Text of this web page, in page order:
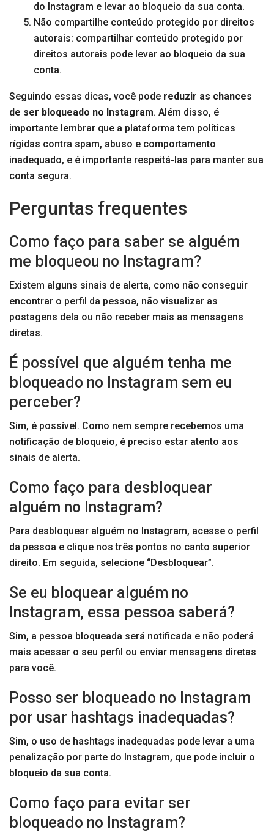
do Instagram e levar ao bloqueio da sua conta.
Não compartilhe conteúdo protegido por direitos
autorais: compartilhar conteúdo protegido por
direitos autorais pode levar ao bloqueio da sua
conta.
Seguindo essas dicas, você pode reduzir as chances
de ser bloqueado no Instagram. Além disso, é
importante lembrar que a plataforma tem políticas
rígidas contra spam, abuso e comportamento
inadequado, e é importante respeitá-las para manter sua
conta segura.
Perguntas frequentes
Como faço para saber se alguém
me bloqueou no Instagram?
Existem alguns sinais de alerta, como não conseguir
encontrar o perfil da pessoa, não visualizar as
postagens dela ou não receber mais as mensagens
diretas.
É possível que alguém tenha me
bloqueado no Instagram sem eu
perceber?
Sim, é possível. Como nem sempre recebemos uma
notificação de bloqueio, é preciso estar atento aos
sinais de alerta.
Como faço para desbloquear
alguém no Instagram?
Para desbloquear alguém no Instagram, acesse o perfil
da pessoa e clique nos três pontos no canto superior
direito. Em seguida, selecione “Desbloquear”.
Se eu bloquear alguém no
Instagram, essa pessoa saberá?
Sim, a pessoa bloqueada será notificada e não poderá
mais acessar o seu perfil ou enviar mensagens diretas
para você.
Posso ser bloqueado no Instagram
por usar hashtags inadequadas?
Sim, o uso de hashtags inadequadas pode levar a uma
penalização por parte do Instagram, que pode incluir o
bloqueio da sua conta.
Como faço para evitar ser
bloqueado no Instagram?